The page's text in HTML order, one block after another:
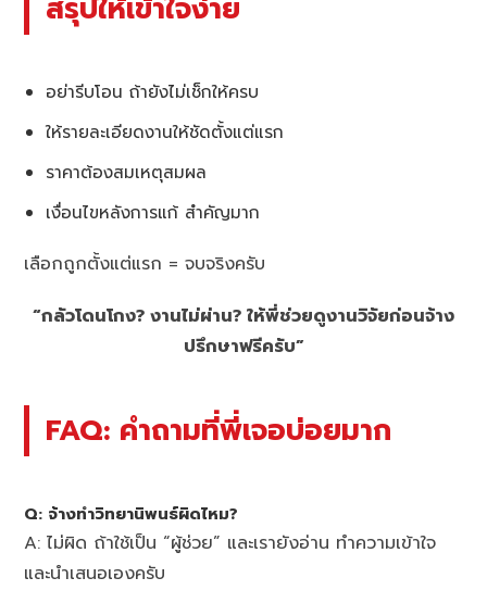
สรุปให้เข้าใจง่าย
อย่ารีบโอน ถ้ายังไม่เช็กให้ครบ
ให้รายละเอียดงานให้ชัดตั้งแต่แรก
ราคาต้องสมเหตุสมผล
เงื่อนไขหลังการแก้ สำคัญมาก
เลือกถูกตั้งแต่แรก = จบจริงครับ
“กลัวโดนโกง? งานไม่ผ่าน? ให้พี่ช่วยดูงานวิจัยก่อนจ้าง
ปรึกษาฟรีครับ”
FAQ: คำถามที่พี่เจอบ่อยมาก
Q: จ้างทำวิทยานิพนธ์ผิดไหม?
A: ไม่ผิด ถ้าใช้เป็น “ผู้ช่วย” และเรายังอ่าน ทำความเข้าใจ
และนำเสนอเองครับ